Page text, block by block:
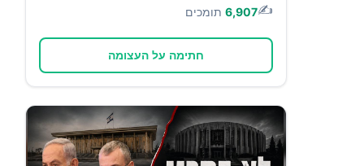
✍️
6,907 תומכים
חתימה על העצומה